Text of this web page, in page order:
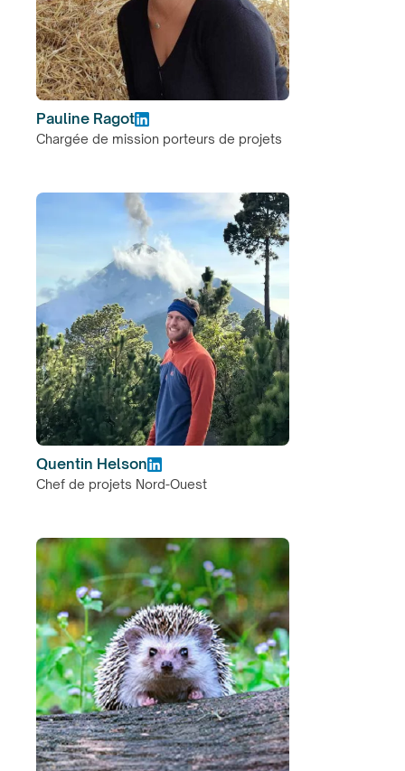
Pauline Ragot
Chargée de mission porteurs de projets
Quentin Helson
Chef de projets Nord-Ouest